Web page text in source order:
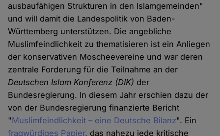
ausbaufähigen Strukturen in den Islamgemeinden"
und will damit die Landespolitik von Baden-
Württemberg unterstützen. Die angebliche
Muslimfeindlichkeit zu thematisieren ist ein Anliegen
der konservativen Moscheevereine und war deren
zentrale Forderung für die Teilnahme an der
Deutschen Islam Konferenz (DIK) der
Bundesregierung. In diesem Jahr erschien dazu der
von der Bundesregierung finanzierte Bericht
"Muslimfeindlichkeit – eine Deutsche Bilanz". Ein
fragwürdiges Papier, das nahezu jede kritische